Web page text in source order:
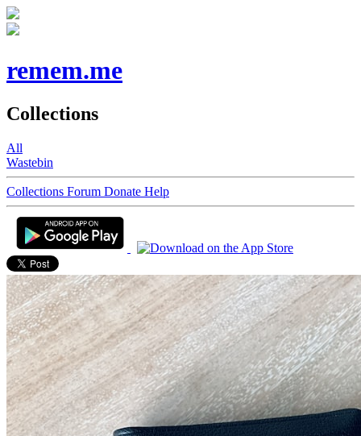
remem.me
Collections
All
Wastebin
Collections Forum Donate Help